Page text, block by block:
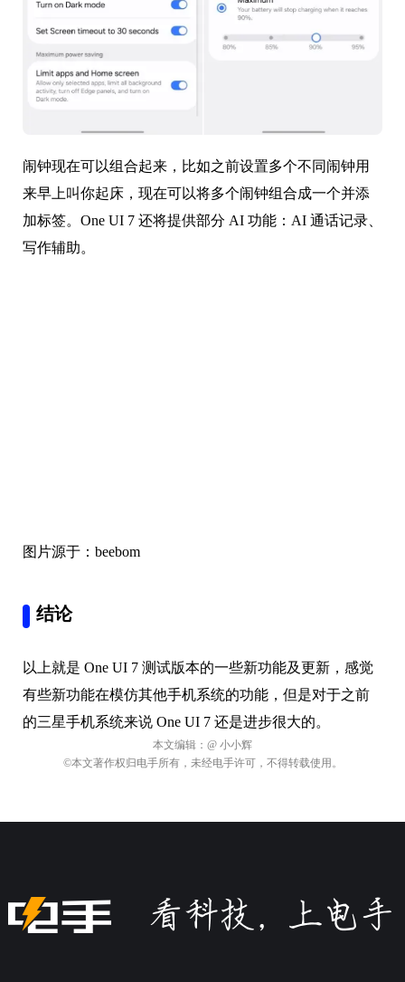
闹钟现在可以组合起来，比如之前设置多个不同闹钟用
来早上叫你起床，现在可以将多个闹钟组合成一个并添
加标签。One UI 7 还将提供部分 AI 功能：AI 通话记录、
写作辅助。
图片源于：beebom
结论
以上就是 One UI 7 测试版本的一些新功能及更新，感觉
有些新功能在模仿其他手机系统的功能，但是对于之前
的三星手机系统来说 One UI 7 还是进步很大的。
本文编辑： @ 小小辉
©本文著作权归电手所有，未经电手许可，不得转载使用。